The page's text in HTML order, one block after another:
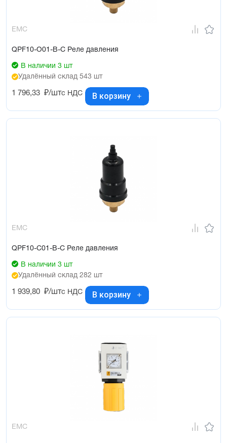
EMC
QPF10-O01-B-C Реле давления
В наличии 3 шт
Удалённый склад 543 шт
1 796,33 ₽/штс НДС В корзину
EMC
QPF10-C01-B-C Реле давления
В наличии 3 шт
Удалённый склад 282 шт
1 939,80 ₽/штс НДС В корзину
EMC